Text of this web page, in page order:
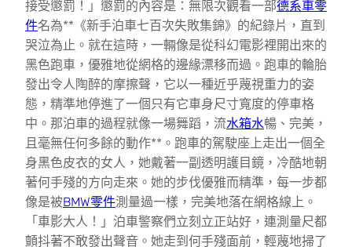
接受懲罰！」懲罰的內容是：無限次觀看一部德系車零
件名為**《新手泊車七百次失敗集錦》的紀錄片，直到
哭泣為止。就在這時，一輛像是從科幻電影裡開出來的
黑色跑車，優雅地從網格的邊緣漂移而過。跑車的輪胎
發出令人陶醉的摩擦聲，它以一種近乎蔑視重力的姿
態，精準地停進了一個只有它車身尺寸寬度的停車格
中。那泊車的過程就像一場舞蹈，流水箱水暢、完美，
且毫無任何多餘的動作**。跑車的駕駛座上走出一個全
身黑色皮衣的女人，她戴著一副透明護目鏡，冷酷地朝
著何手殘的方向走來。她的步伐優雅而精準，每一步都
像是被BMW零件測量過一樣，完美地落在網格線上。
「車影大人！」泊車警察們立刻立正站好，連測量尺都
顫抖著不敢發出聲音。她走到何手殘面前，輕蔑地掃了